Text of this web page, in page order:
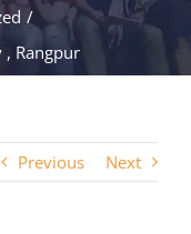
, Rangpur
Previous Next